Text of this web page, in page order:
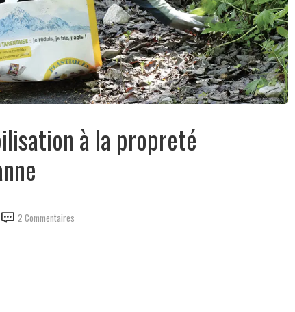
à la propreté
2 Commentaires